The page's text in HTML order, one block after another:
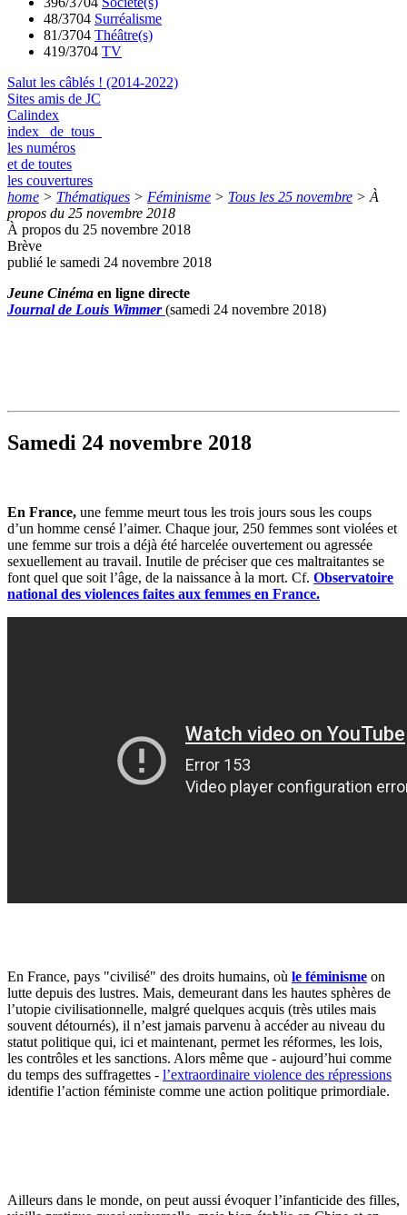
48/3704 Surréalisme
81/3704 Théâtre(s)
419/3704 TV
Salut les câblés ! (2014-2022)
Sites amis de JC
Calindex
index de tous
les numéros
et de toutes
les couvertures
home > Thématiques > Féminisme > Tous les 25 novembre > À
propos du 25 novembre 2018
À propos du 25 novembre 2018
Brève
publié le samedi 24 novembre 2018
Jeune Cinéma en ligne directe
Journal de Louis Wimmer (samedi 24 novembre 2018)
Samedi 24 novembre 2018
En France, une femme meurt tous les trois jours sous les coups
d’un homme censé l’aimer. Chaque jour, 250 femmes sont violées et
une femme sur trois a déjà été harcelée ouvertement ou agressée
sexuellement au travail. Inutile de préciser que ces maltraitantes se
font quel que soit l’âge, de la naissance à la mort. Cf. Observatoire
national des violences faites aux femmes en France.
En France, pays "civilisé" des droits humains, où le féminisme on
lutte depuis des lustres. Mais, demeurant dans les hautes sphères de
l’utopie civilisationnelle, malgré quelques acquis (très utiles mais
souvent détournés), il n’est jamais parvenu à accéder au niveau du
statut politique qui, ici et maintenant, permet les réformes, les lois,
les contrôles et les sanctions. Alors même que - aujourd’hui comme
du temps des suffragettes - l’extraordinaire violence des répressions
identifie l’action féministe comme une action politique primordiale.
Ailleurs dans le monde, on peut aussi évoquer l’infanticide des filles,